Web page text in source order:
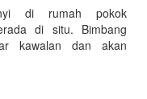
di rumah pokok
di situ. Bimbang
kawalan dan akan